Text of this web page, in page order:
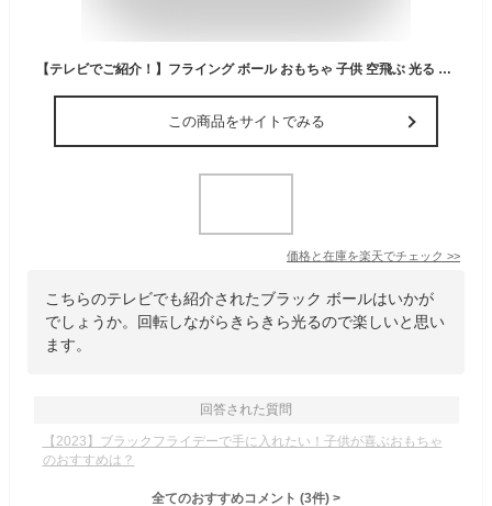
【テレビでご紹介！】フライング ボール おもちゃ 子供 空飛ぶ 光る 回る LEDライト スピナーボール ブーメラン スピナー ジャイロ ドローン 飛行ボール 子ども 遊び 回転式 飛行ボールトイ ミニドローン プレゼント TikTok 人気
この商品をサイトでみる
価格と在庫を楽天でチェック >>
こちらのテレビでも紹介されたブラック ボールはいかが
でしょうか。回転しながらきらきら光るので楽しいと思い
ます。
回答された質問
【2023】ブラックフライデーで手に入れたい！子供が喜ぶおもちゃ
のおすすめは？
全てのおすすめコメント (3件) >